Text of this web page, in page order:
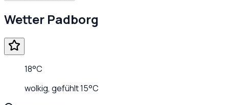
Wetter Padborg
18°C
wolkig, gefühlt15°C